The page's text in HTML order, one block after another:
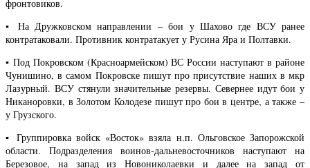
фронтовиков.
▪️ На Дружковском направлении – бои у Шахово где ВСУ ранее
контратаковали. Противник контратакует у Русина Яра и Полтавки.
▪️ Под Покровском (Красноармейском) ВС России наступают в районе
Чунишино, в самом Покровске пишут про присутствие наших в мкр
Лазурный. ВСУ стянули значительные резервы. Севернее идут бои у
Никаноровки, в Золотом Колодезе пишут про бои в центре, а также –
у Грузского.
▪️ Группировка войск «Восток» взяла н.п. Ольговское Запорожской
области. Подразделения воинов-дальневосточников наступают на
Березовое, на запад из Новониколаевки и далее на запад от